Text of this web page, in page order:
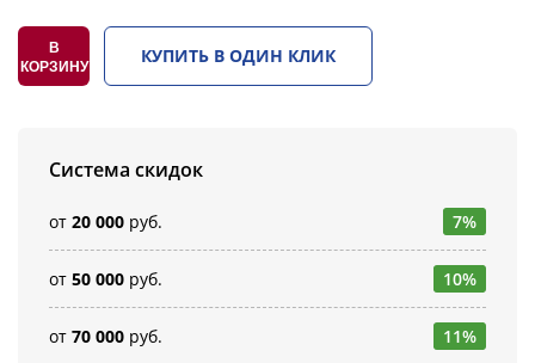
В
КОРЗИНУ
КУПИТЬ В ОДИН КЛИК
Система скидок
от 20 000 руб. 7%
от 50 000 руб. 10%
от 70 000 руб. 11%